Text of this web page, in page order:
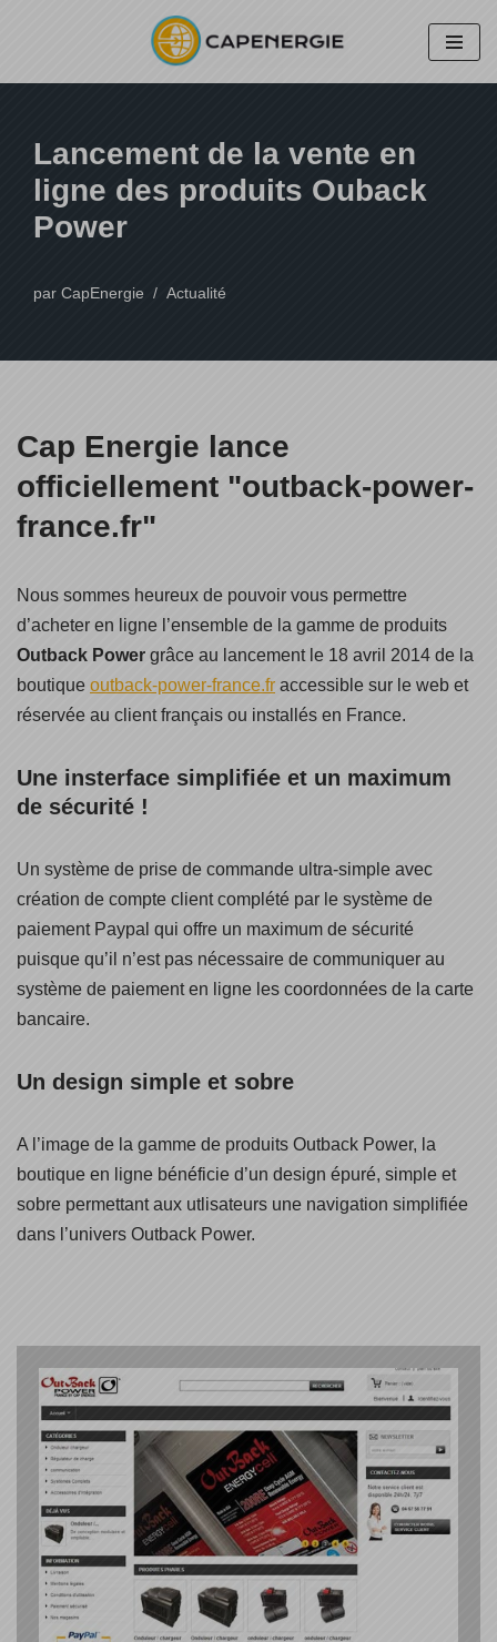
Lancement de la vente en
ligne des produits Ouback
Power
par CapEnergie Actualité
Cap Energie lance
officiellement "outback-power-
france.fr"
Nous sommes heureux de pouvoir vous permettre
d’acheter en ligne l’ensemble de la gamme de produits
Outback Power grâce au lancement le 18 avril 2014 de la
boutique outback-power-france.fr accessible sur le web et
réservée au client français ou installés en France.
Une insterface simplifiée et un maximum
de sécurité !
Un système de prise de commande ultra-simple avec
création de compte client complété par le système de
paiement Paypal qui offre un maximum de sécurité
puisque qu’il n’est pas nécessaire de communiquer au
système de paiement en ligne les coordonnées de la carte
bancaire.
Un design simple et sobre
A l’image de la gamme de produits Outback Power, la
boutique en ligne bénéficie d’un design épuré, simple et
sobre permettant aux utlisateurs une navigation simplifiée
dans l’univers Outback Power.